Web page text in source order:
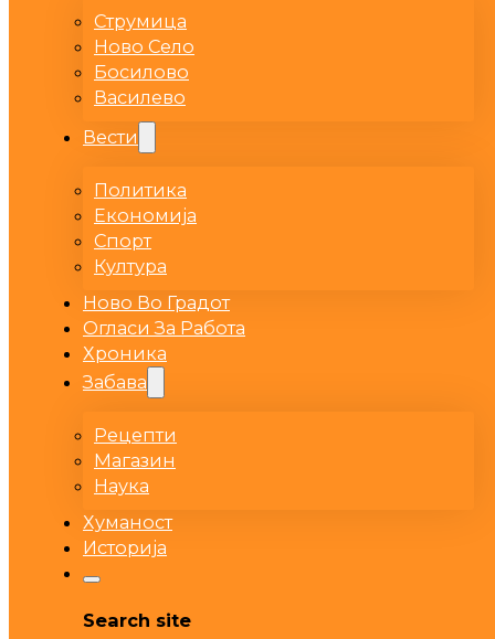
Струмица
Ново Село
Босилово
Василево
Вести
Политика
Економија
Спорт
Култура
Ново Во Градот
Огласи За Работа
Хроника
Забава
Рецепти
Магазин
Наука
Хуманост
Историја
Search site